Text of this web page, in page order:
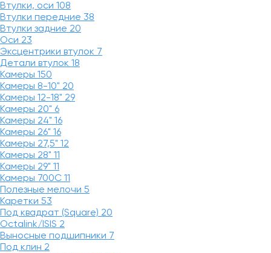
Втулки, оси 108
Втулки передние 38
Втулки задние 20
Оси 23
Эксцентрики втулок 7
Детали втулок 18
Камеры 150
Камеры 8-10" 20
Камеры 12-18" 29
Камеры 20" 6
Камеры 24" 16
Камеры 26" 16
Камеры 27,5" 12
Камеры 28" 11
Камеры 29" 11
Камеры 700C 11
Полезные мелочи 5
Каретки 53
Под квадрат (Square) 20
Octalink/ISIS 2
Выносные подшипники 7
Под клин 2